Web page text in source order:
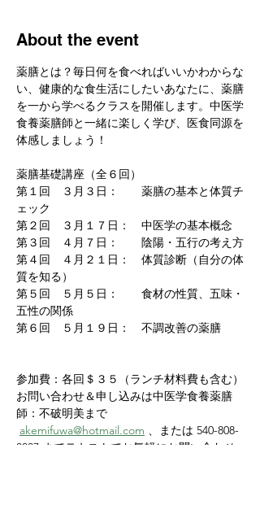
About the event
薬膳とは？毎日何を食べればいいかわからな
い、健康的な食生活にしたいあなたに、薬膳
を一から学べるクラスを開催します。中医学
食養薬膳師と一緒に楽しく学び、医食同源を
体感しましょう！
薬膳基礎講座（全６回）
第１回　３月３日：　　薬膳の基本と体質チ
ェック
第２回　３月１７日：　中医学の基本概念
第３回　４月７日：　　陰陽・五行の考え方
第４回　４月２１日：　体質診断（自分の体
質を知る）
第５回　５月５日：　　食材の性質、五味・
五性の関係
第６回　５月１９日：　不調改善の薬膳
参加費：各回＄３５（ランチ材料費も含む）
お問い合わせ＆申し込みは中医学食養薬膳
師：不破明美まで
akemifuwa@hotmail.com 、または 540-808-
8887 までテキストでお気軽にお問い合わせ